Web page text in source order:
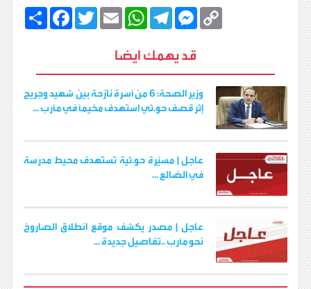
ا
F
a
o
k
T
w
r
E
m
l
W
h
s
p
p
T
e
g
a
m
M
e
e
g
e
r
C
n
k
قد يهمك ايضا
وزير الصحة: 6 من أسرة نازحة بين شهيد وجريح
إثر قصف حو.ثي استهدف مخيمًا في مأرب ...
عاجل | مسيّرة حو.ثية تستهدف محيط مدرسة
في الضالع ...
عاجل | مصدر يكشف موقع انطلاق الصاروخ
نحو مأرب ..تفاصيل جديدة ...